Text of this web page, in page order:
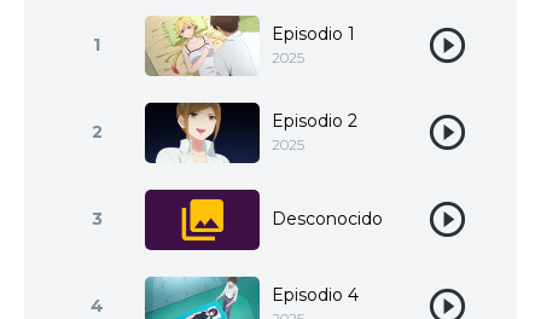
1 Episodio 1
2025
2 Episodio 2
2025
3 Desconocido
4 Episodio 4